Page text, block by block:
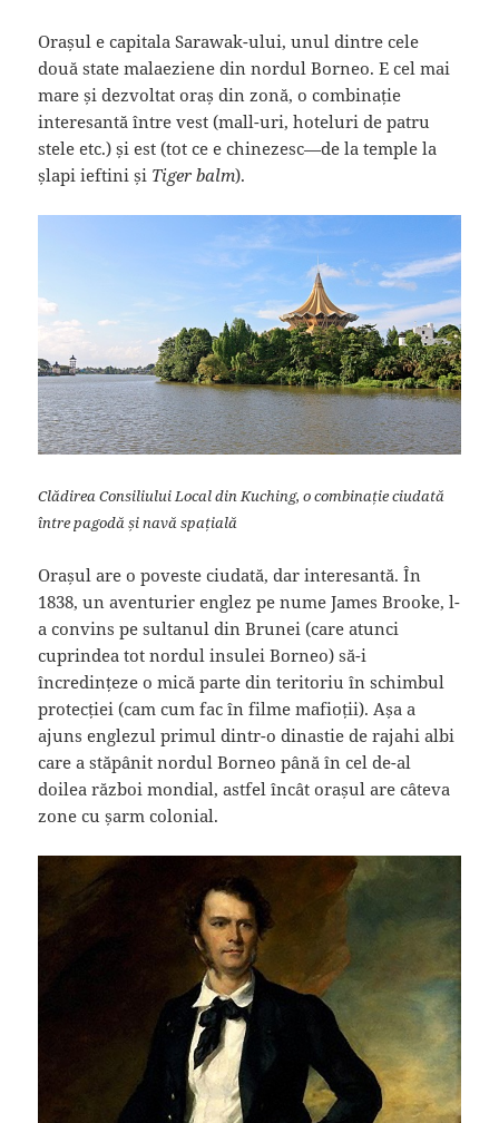
Orașul e capitala Sarawak-ului, unul dintre cele
două state malaeziene din nordul Borneo. E cel mai
mare și dezvoltat oraș din zonă, o combinație
interesantă între vest (mall-uri, hoteluri de patru
stele etc.) și est (tot ce e chinezesc—de la temple la
șlapi ieftini și Tiger balm).
Clădirea Consiliului Local din Kuching, o combinație ciudată
între pagodă și navă spațială
Orașul are o poveste ciudată, dar interesantă. În
1838, un aventurier englez pe nume James Brooke, l-
a convins pe sultanul din Brunei (care atunci
cuprindea tot nordul insulei Borneo) să-i
încredințeze o mică parte din teritoriu în schimbul
protecției (cam cum fac în filme mafioții). Așa a
ajuns englezul primul dintr-o dinastie de rajahi albi
care a stăpânit nordul Borneo până în cel de-al
doilea război mondial, astfel încât orașul are câteva
zone cu șarm colonial.